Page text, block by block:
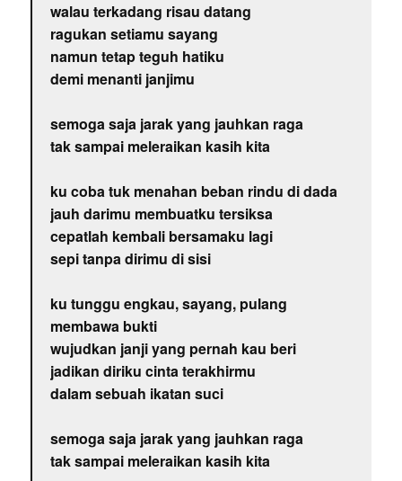
walau terkadang risau datang
ragukan setiamu sayang
namun tetap teguh hatiku
demi menanti janjimu
semoga saja jarak yang jauhkan raga
tak sampai meleraikan kasih kita
ku coba tuk menahan beban rindu di dada
jauh darimu membuatku tersiksa
cepatlah kembali bersamaku lagi
sepi tanpa dirimu di sisi
ku tunggu engkau, sayang, pulang
membawa bukti
wujudkan janji yang pernah kau beri
jadikan diriku cinta terakhirmu
dalam sebuah ikatan suci
semoga saja jarak yang jauhkan raga
tak sampai meleraikan kasih kita